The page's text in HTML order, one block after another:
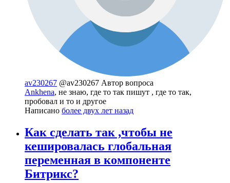
av230267 @av230267 Автор вопроса
Ankhena, не знаю, где то так пишут , где то так,
пробовал и то и другое
Написано более двух лет назад
Как сделать так ,чтобы не
кешировалась глобальная
переменная в компоненте
Битрикс?